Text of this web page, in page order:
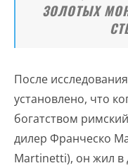
ЗОЛОТЫХ
После
установлено, что
богатством
дилер Франческо
Martinetti), он жил в